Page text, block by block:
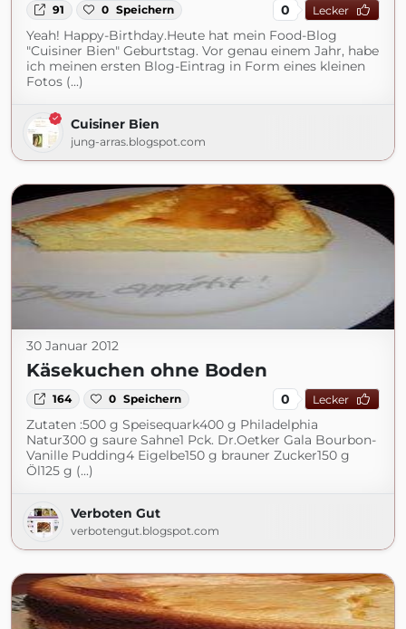
91 0 Speichern 0 Lecker
Yeah! Happy-Birthday.Heute hat mein Food-Blog
"Cuisiner Bien" Geburtstag. Vor genau einem Jahr, habe
ich meinen ersten Blog-Eintrag in Form eines kleinen
Fotos (...)
Cuisiner Bien
jung-arras.blogspot.com
30 Januar 2012
Käsekuchen ohne Boden
164 0 Speichern 0 Lecker
Zutaten :500 g Speisequark400 g Philadelphia
Natur300 g saure Sahne1 Pck. Dr.Oetker Gala Bourbon-
Vanille Pudding4 Eigelbe150 g brauner Zucker150 g
Öl125 g (...)
Verboten Gut
verbotengut.blogspot.com